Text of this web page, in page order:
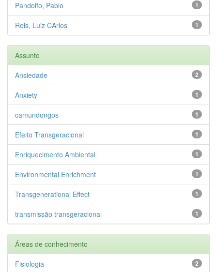
1
Pandolfo, Pablo
1
Reis, Luiz CArlos
Assunto
2
Ansiedade
1
Anxiety
1
camundongos
1
Efeito Transgeracional
1
Enriquecimento Ambiental
1
Environmental Enrichment
1
Transgenerational Effect
1
transmissão transgeracional
Áreas de conhecimento
2
Fisiologia